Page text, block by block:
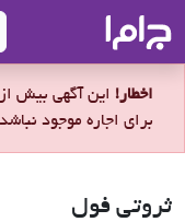
-
اخطار!
برای اجاره موجود
ثروتی فول